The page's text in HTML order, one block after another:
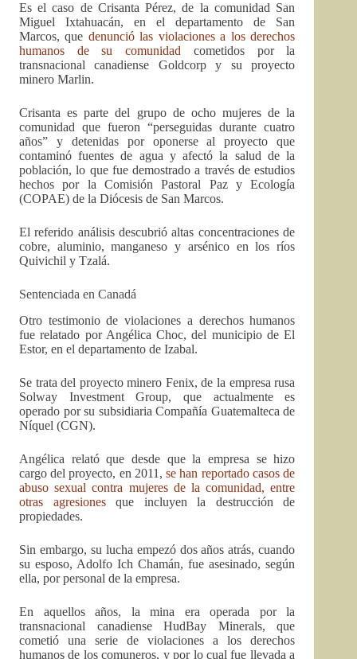
Es el caso de Crisanta Pérez, de la comunidad San
Miguel Ixtahuacán, en el departamento de San
Marcos, que denunció las violaciones a los derechos
humanos de su comunidad cometidos por la
transnacional canadiense Goldcorp y su proyecto
minero Marlin.
Crisanta es parte del grupo de ocho mujeres de la
comunidad que fueron “perseguidas durante cuatro
años” y detenidas por oponerse al proyecto que
contaminó fuentes de agua y afectó la salud de la
población, lo que fue demostrado a través de estudios
hechos por la Comisión Pastoral Paz y Ecología
(COPAE) de la Diócesis de San Marcos.
El referido análisis descubrió altas concentraciones de
cobre, aluminio, manganeso y arsénico en los ríos
Quivichil y Tzalá.
Sentenciada en Canadá
Otro testimonio de violaciones a derechos humanos
fue relatado por Angélica Choc, del municipio de El
Estor, en el departamento de Izabal.
Se trata del proyecto minero Fenix, de la empresa rusa
Solway Investment Group, que actualmente es
operado por su subsidiaria Compañía Guatemalteca de
Níquel (CGN).
Angélica relató que desde que la empresa se hizo
cargo del proyecto, en 2011,se han reportado casos de
abuso sexual contra mujeres de la comunidad, entre
otras agresionesque incluyen la destrucción de
propiedades.
Sin embargo, su lucha empezó dos años atrás, cuando
su esposo, Adolfo Ich Chamán, fue asesinado, según
ella, por personal de la empresa.
En aquellos años, la mina era operada por la
transnacional canadiense HudBay Minerals, que
cometió una serie de violaciones a los derechos
humanos de los comuneros, y por lo cual fue llevada a